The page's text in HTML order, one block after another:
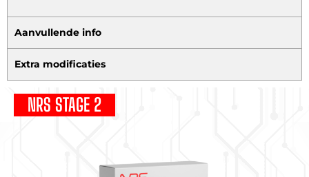
Aanvullende info
Extra modificaties
NRS STAGE 2